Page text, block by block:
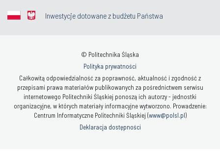
Inwestycje dotowane z budżetu Państwa
© Politechnika Śląska
Polityka prywatności
Całkowitą odpowiedzialność za poprawność, aktualność i zgodność z
przepisami prawa materiałów publikowanych za pośrednictwem serwisu
internetowego Politechniki Śląskiej ponoszą ich autorzy - jednostki
organizacyjne, w których materiały informacyjne wytworzono. Prowadzenie:
Centrum Informatyczne Politechniki Śląskiej (www@polsl.pl)
Deklaracja dostępności